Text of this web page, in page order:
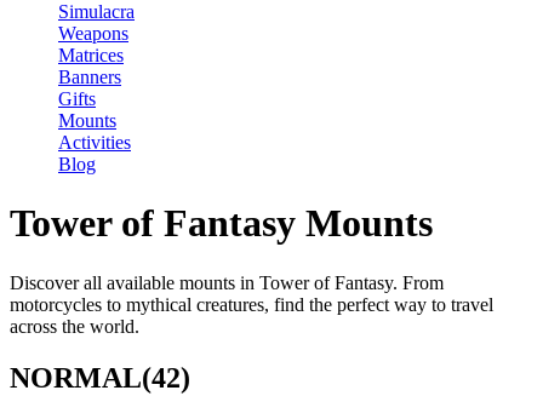
Simulacra
Weapons
Matrices
Banners
Gifts
Mounts
Activities
Blog
Tower of Fantasy Mounts
Discover all available mounts in Tower of Fantasy. From
motorcycles to mythical creatures, find the perfect way to travel
across the world.
NORMAL(42)